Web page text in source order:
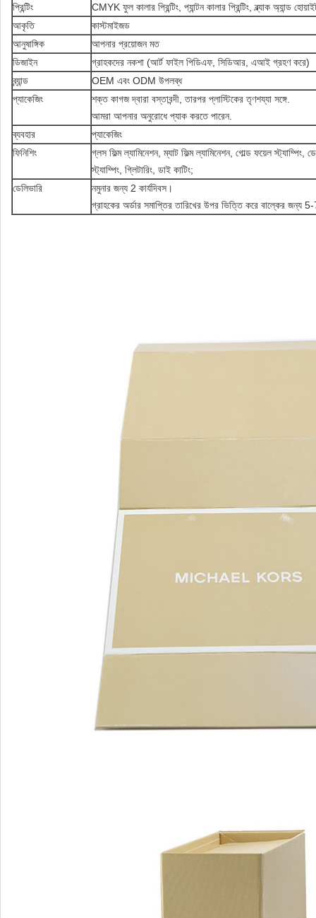
প্রিন্টিং
CMYK ফুল কালার প্রিন্টিং, প্যান্টন কালার প্রিন্টিং, ব্ল্যাক অ্যান্ড হোয়াইট
আকৃতি
কাস্টমাইজড
আনুষাঙ্গিক
আপনার প্রয়োজন মত
ডিজাইন
গ্রাহকদের নকশা (আর্ট ফাইল পিডিএফ, সিডিআর, এআই গ্রহণ করে)
ব্র্যান্ড
OEM এবং ODM উপলব্ধ
প্যাকেজিং
শক্ত কাগজ দ্বারা বস্তাবন্দী, তারপর প্লাস্টিকের তৃণশয্যা সঙ্গে.
আমরা আপনার অনুরোধে প্যাক করতে পারেন.
ব্যবহার
প্যাকেজিং
ফিনিশিং
গ্লস ফিল্ম ল্যামিনেশন, ম্যাট ফিল্ম ল্যামিনেশন, গোল্ড ফয়েল
স্ট্যাম্পিং, গ্লিটারিং, ডাই কাটিং;
ডেলিভারি
নমুনার জন্য 2 কার্যদিবস।
গ্রাহকের অর্ডার সমাপ্তির তারিখের উপর ভিত্তি করে বাল্কের জন্য